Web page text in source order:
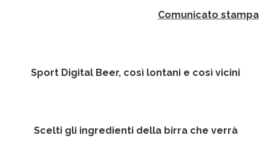
Comunicato stampa
Sport Digital Beer, così lontani e così vicini
Scelti gli ingredienti della birra che verrà